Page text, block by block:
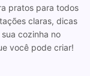
pratos para todos
claras, dicas
cozinha no
você pode criar!